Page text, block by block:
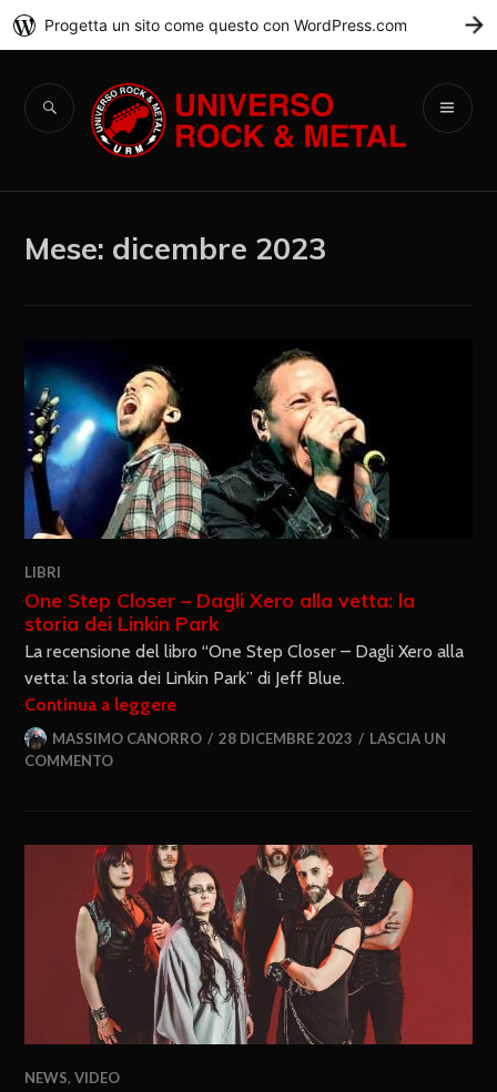
Universo Rock &
Metal
Mese: dicembre 2023
LIBRI
One Step Closer – Dagli Xero alla vetta: la
storia dei Linkin Park
La recensione del libro “One Step Closer – Dagli Xero alla
vetta: la storia dei Linkin Park” di Jeff Blue.
Continua a leggere
MASSIMO CANORRO 28 DICEMBRE 2023
LASCIA UN
COMMENTO
NEWS,VIDEO
Progetta un sito come questo con WordPress.com